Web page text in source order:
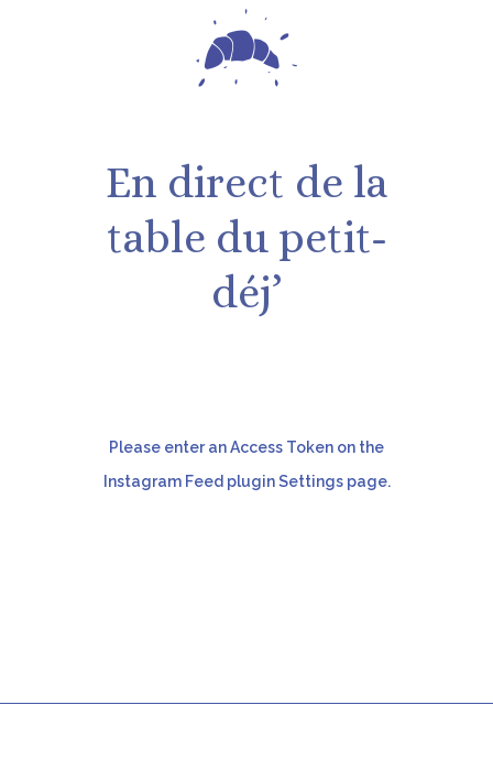
En direct de la
table du petit-
déj’
Please enter an Access Token on the
Instagram Feed plugin Settings page.